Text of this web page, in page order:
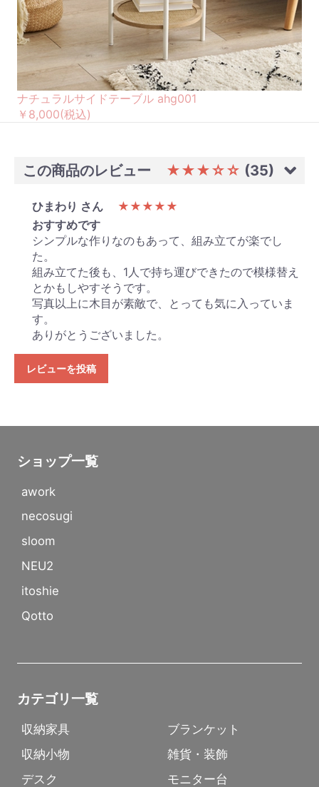
ナチュラルサイドテーブル ahg001
￥8,000(税込)
この商品のレビュー ★★★☆☆ (35)
ひまわり さん
★★★★★
おすすめです
シンプルな作りなのもあって、組み立てが楽でし
た。
組み立てた後も、1人で持ち運びできたので模様替え
とかもしやすそうです。
写真以上に木目が素敵で、とっても気に入っていま
す。
ありがとうございました。
レビューを投稿
ショップ一覧
awork
necosugi
sloom
NEU2
itoshie
Qotto
カテゴリ一覧
収納家具
収納小物
デスク
ブランケット
雑貨・装飾
モニター台